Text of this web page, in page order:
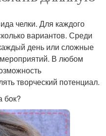
челки. Для каждого
вариантов. Среди
день или сложные
В любом
творческий потенциал.
бок?